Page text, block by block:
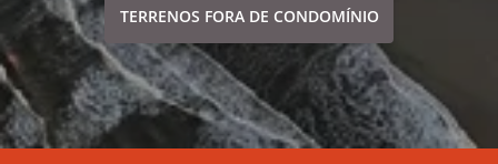
TERRENOS FORA DE CONDOMÍNIO